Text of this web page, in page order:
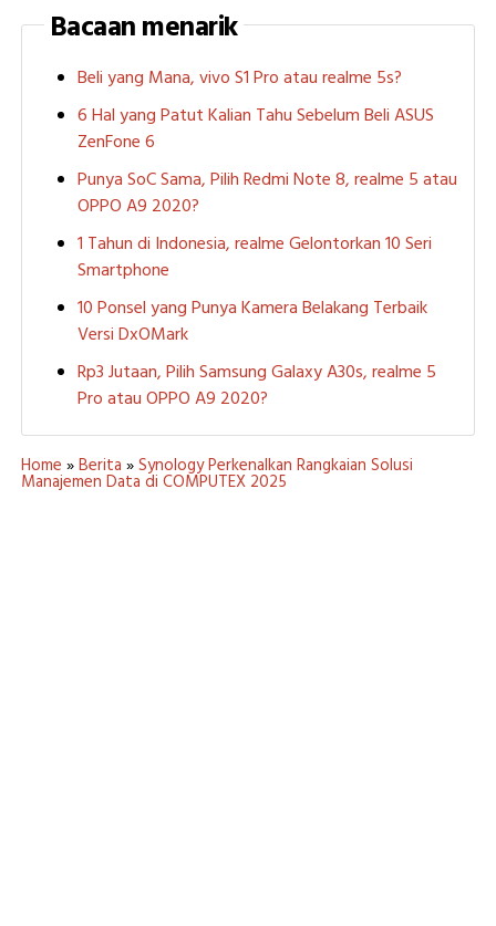
Bacaan menarik
Beli yang Mana, vivo S1 Pro atau realme 5s?
6 Hal yang Patut Kalian Tahu Sebelum Beli ASUS
ZenFone 6
Punya SoC Sama, Pilih Redmi Note 8, realme 5 atau
OPPO A9 2020?
1 Tahun di Indonesia, realme Gelontorkan 10 Seri
Smartphone
10 Ponsel yang Punya Kamera Belakang Terbaik
Versi DxOMark
Rp3 Jutaan, Pilih Samsung Galaxy A30s, realme 5
Pro atau OPPO A9 2020?
Home »Berita »Synology Perkenalkan Rangkaian Solusi
Manajemen Data di COMPUTEX 2025